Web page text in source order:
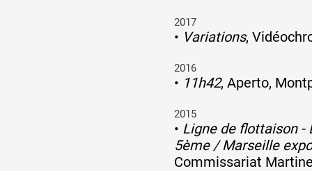
Visites d'ateliers
Production vidéo
Formation
2017
• Variations,
2016
• 11h42, Aperto,
2015
• Ligne de flottaison -
5ème / Marseille
Commissariat